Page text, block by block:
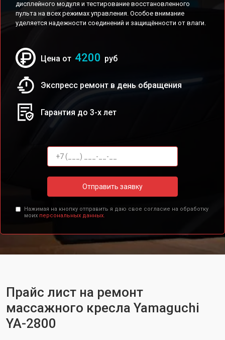
дисплейного модуля и тестирование восстановленного
пульта на всех режимах управления. Особое внимание
уделяется надежности соединений и защищённости от влаги.
Цена от 4200 руб
Экспресс ремонт в день обращения
Гарантия до 3-х лет
Отправить заявку
Нажимая на кнопку отправить я даю свое согласие на обработку
моих персональных данных.
Прайс лист на ремонт
массажного кресла Yamaguchi
YA-2800